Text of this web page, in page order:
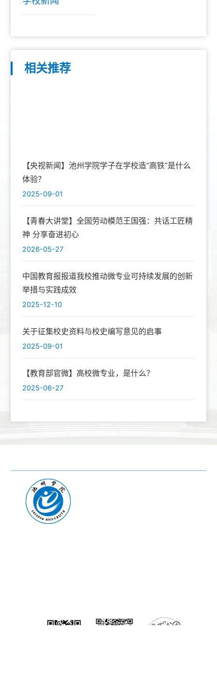
相关推荐
【央视新闻】池州学院学子在学校造“高铁”是什么
体验？
2025-09-01
【青春大讲堂】全国劳动模范王国强：共话工匠精
神 分享奋进初心
2026-05-27
中国教育报报道我校推动微专业可持续发展的创新
举措与实践成效
2025-12-10
关于征集校史资料与校史编写意见的启事
2025-09-01
【教育部官微】高校微专业，是什么？
2025-06-27